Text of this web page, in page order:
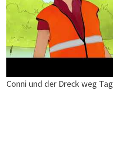
Conni und der Dreck weg Tag